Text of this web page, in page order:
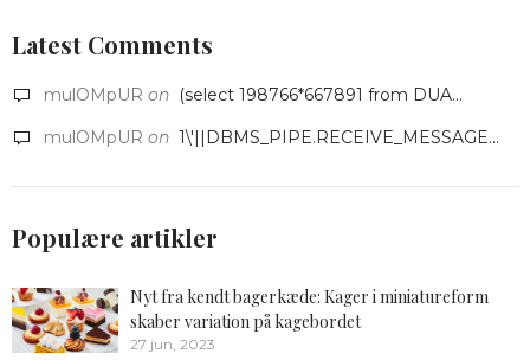
Latest Comments
mulOMpUR on (select 198766*667891 from DUA...
mulOMpUR on 1\'||DBMS_PIPE.RECEIVE_MESSAGE...
Populære artikler
Nyt fra kendt bagerkæde: Kager i miniatureform
skaber variation på kagebordet
27 jun, 2023